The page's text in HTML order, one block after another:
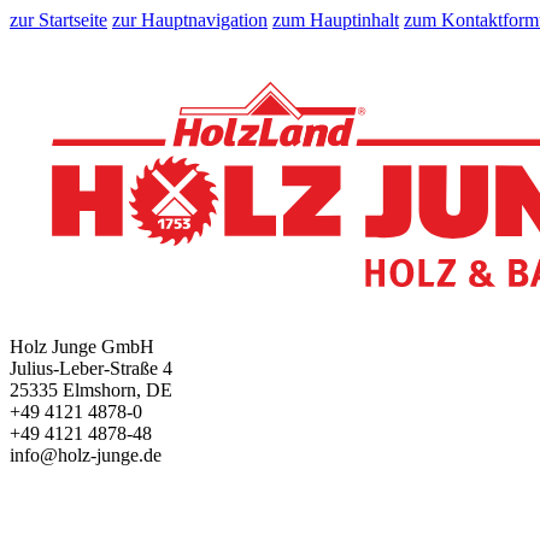
zur Startseite zur Hauptnavigation zum Hauptinhalt zum
Holz Junge GmbH
Julius-Leber-Straße 4
25335 Elmshorn, DE
+49 4121 4878-0
+49 4121 4878-48
info@holz-junge.de